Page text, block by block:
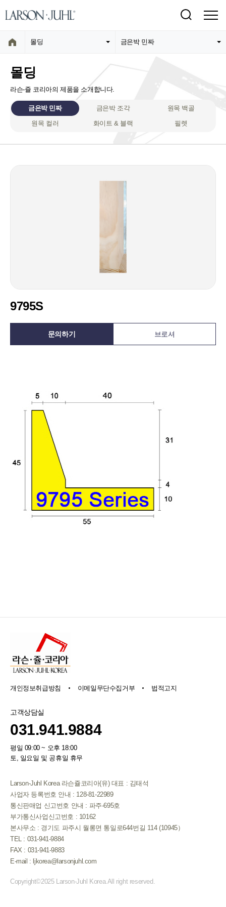
몰딩 금은박 민짜
몰딩
라슨-쥴 코리아의 제품을 소개합니다.
금은박 민짜 금은박 조각
원목 백골
원목 컬러
화이트 & 블랙 필렛
9795S
문의하기 브로셔
개인정보취급방침 이메일무단수집거부 법적고지
고객상담실
031.941.9884
평일 09:00 ~ 오후 18:00
토, 일요일 및 공휴일 휴무
Larson-Juhl Korea 라슨쥴코리아(유) 대표 : 김태석
사업자 등록번호 안내 : 128-81-22989
통신판매업 신고번호 안내 : 파주-695호
부가통신사업신고번호 : 10162
본사무소 : 경기도 파주시 월롱면 통일로644번길 114 (10945）
TEL : 031-941-9884
FAX : 031-941-9883
E-mail : ljkorea@larsonjuhl.com
Copyright©2025 Larson-Juhl Korea.All right reserved.